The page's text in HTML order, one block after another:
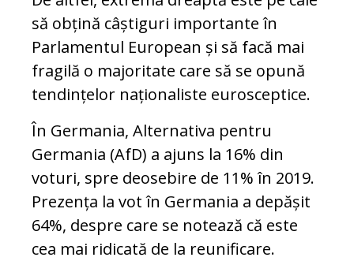
să obțină câștiguri importante în
Parlamentul European și să facă mai
fragilă o majoritate care să se opună
tendințelor naționaliste eurosceptice.
În Germania, Alternativa pentru
Germania (AfD) a ajuns la 16% din
voturi, spre deosebire de 11% în 2019.
Prezența la vot în Germania a depășit
64%, despre care se notează că este
cea mai ridicată de la reunificare.